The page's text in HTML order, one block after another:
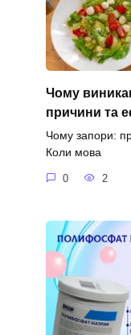
Чому
причини та
Чому запори:
Коли мова
0 2